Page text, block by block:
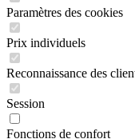
Paramètres des cookies
Prix individuels
Reconnaissance des
Session
Fonctions de confort